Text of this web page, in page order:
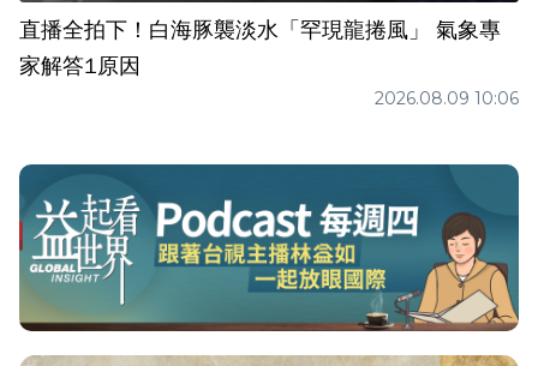
直播全拍下！白海豚襲淡水「罕現龍捲風」 氣象專
家解答1原因
2026.08.09 10:06